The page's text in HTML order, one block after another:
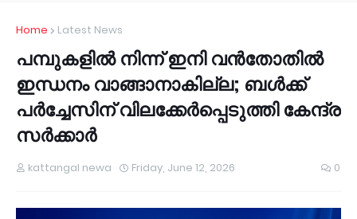
Home Latest News
പമ്പുകളിൽ നിന്ന് ഇനി വൻതോതിൽ
ഇന്ധനം വാങ്ങാനാകില്ല; ബൾക്ക്
പർച്ചേസിന് വിലക്കേർപ്പെടുത്തി കേന്ദ്ര
സർക്കാർ
kattangal newa Friday, June 12, 2026 0